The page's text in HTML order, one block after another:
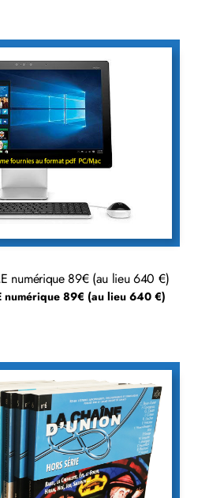
numérique 89€ (au lieu 640 €)
numérique 89€ (au lieu 640 €)